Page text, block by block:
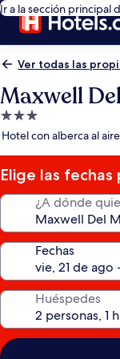
Ir a la sección principal
Ver todas las
Maxwell
Propiedad
de
estrellas
Hotel con alberca al
Elige las fechas
¿A dónde
Fechas
Huéspedes